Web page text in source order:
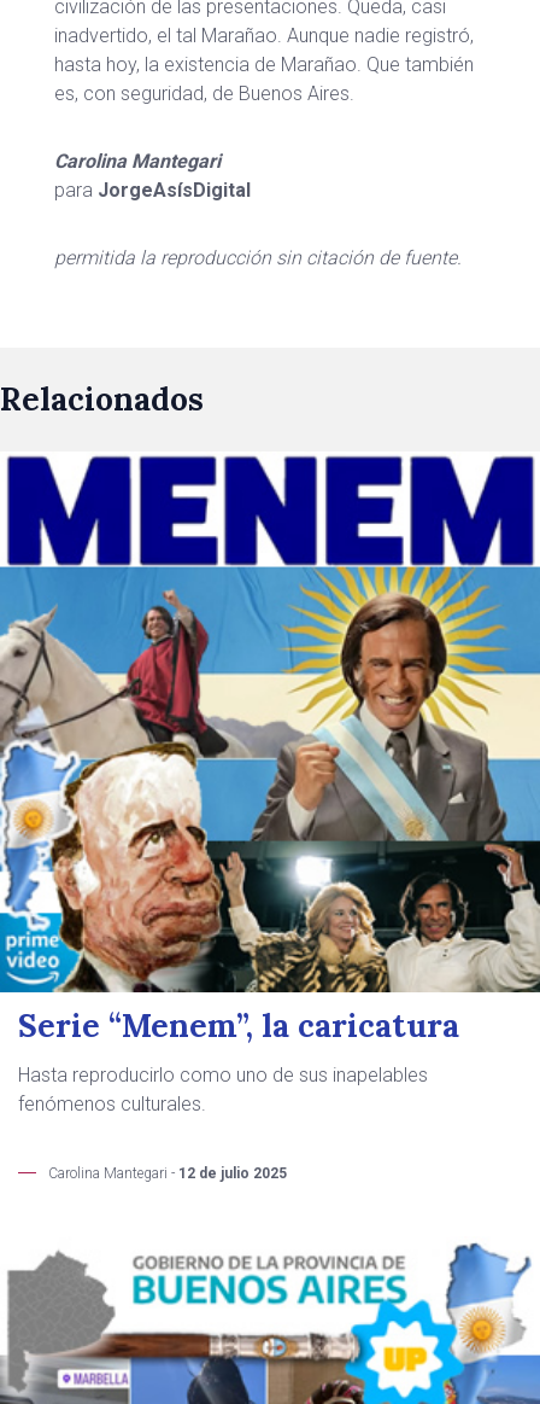
civilización de las presentaciones. Queda, casi
inadvertido, el tal Marañao. Aunque nadie registró,
hasta hoy, la existencia de Marañao. Que también
es, con seguridad, de Buenos Aires.
Carolina Mantegari
para JorgeAsísDigital
permitida la reproducción sin citación de fuente.
Relacionados
Serie “Menem”, la caricatura
Hasta reproducirlo como uno de sus inapelables
fenómenos culturales.
Carolina Mantegari - 12 de julio 2025